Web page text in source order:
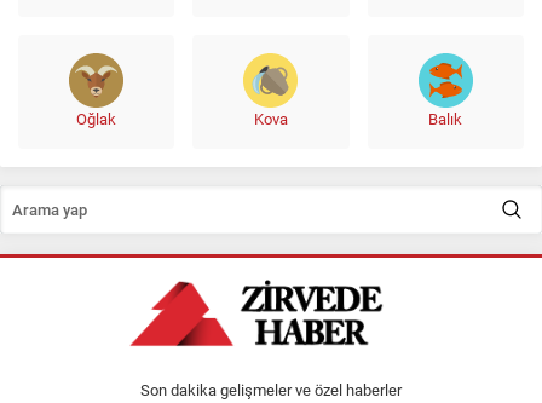
Oğlak Kova Balık
Son dakika gelişmeler ve özel haberler